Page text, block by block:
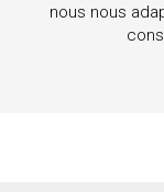
nous nous